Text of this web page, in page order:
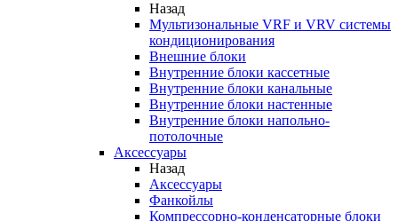
Назад
Мультизональные VRF и VRV системы
кондиционирования
Внешние блоки
Внутренние блоки кассетные
Внутренние блоки канальные
Внутренние блоки настенные
Внутренние блоки напольно-
потолочные
Аксессуары
Назад
Аксессуары
Фанкойлы
Компрессорно-конденсаторные блоки